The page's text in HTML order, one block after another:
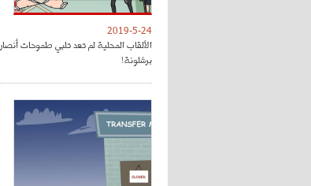
2019-5-24
الألقاب المحلية لم تعد تلبي طموحات أنصار
برشلونة!